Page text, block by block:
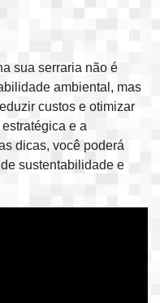
sua serraria não é
ambiental, mas
custos e otimizar
e a
dicas, você poderá
sustentabilidade e